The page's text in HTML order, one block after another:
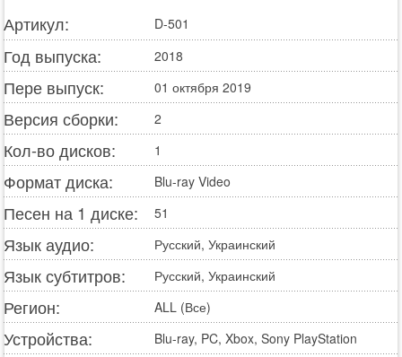
Артикул: D-501
Год выпуска: 2018
Пере выпуск: 01 октября 2019
Версия сборки: 2
Кол-во дисков: 1
Формат диска: Blu-ray Video
Песен на 1 диске: 51
Язык аудио: Русский, Украинский
Язык субтитров: Русский, Украинский
Регион: ALL (Все)
Устройства: Blu-ray, PC, Xbox, Sony PlayStation